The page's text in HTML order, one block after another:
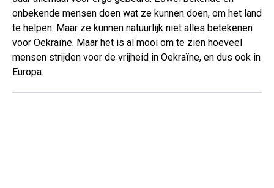
onbekende mensen doen wat ze kunnen doen, om het land
te helpen. Maar ze kunnen natuurlijk niet alles betekenen
voor Oekraïne. Maar het is al mooi om te zien hoeveel
mensen strijden voor de vrijheid in Oekraïne, en dus ook in
Europa.